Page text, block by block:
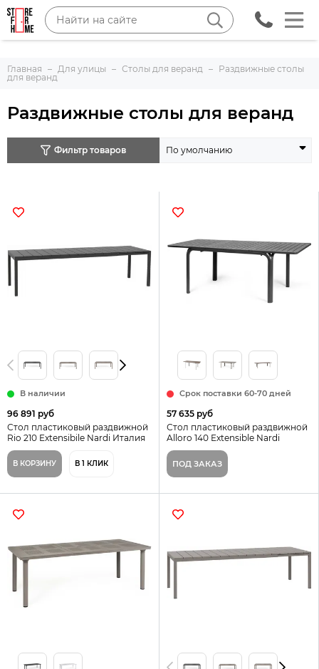
Главная Для улицы Столы для веранд
Раздвижные столы
для веранд
Раздвижные столы для веранд
Фильтр товаров
В наличии
96 891 руб
Стол пластиковый раздвижной
Rio 210 Extensibile Nardi Италия
цвет антрацит
В КОРЗИНУ В 1 КЛИК
Срок поставки 60-70 дней
57 635 руб
Стол пластиковый раздвижной
Alloro 140 Extensible Nardi
Италия цвет антрацит
ПОД ЗАКАЗ